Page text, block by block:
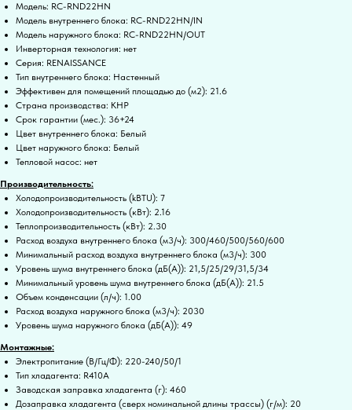
Модель: RC-RND22HN
Модель внутреннего блока: RC-RND22HN/IN
Модель наружного блока: RC-RND22HN/OUT
Инверторная технология: нет
Серия: RENAISSANCE
Тип внутреннего блока: Настенный
Эффективен для помещений площадью до (м2): 21.6
Страна производства: КНР
Срок гарантии (мес.): 36+24
Цвет внутреннего блока: Белый
Цвет наружного блока: Белый
Тепловой насос: нет
Производительность:
Холодопроизводительность (kBTU): 7
Холодопроизводительность (кВт): 2.16
Теплопроизводительность (кВт): 2.30
Расход воздуха внутреннего блока (м3/ч): 300/460/500/560/600
Минимальный расход воздуха внутреннего блока (м3/ч): 300
Уровень шума внутреннего блока (дБ(А)): 21,5/25/29/31,5/34
Минимальный уровень шума внутреннего блока (дБ(А)): 21.5
Объем конденсации (л/ч): 1.00
Расход воздуха наружного блока (м3/ч): 2030
Уровень шума наружного блока (дБ(А)): 49
Монтажные:
Электропитание (В/Гц/Ф): 220-240/50/1
Тип хладагента: R410A
Заводская заправка хладагента (г): 460
Дозаправка хладагента (сверх номинальной длины трассы) (г/м): 20